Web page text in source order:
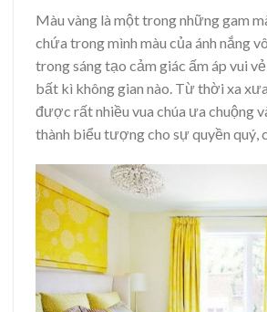
Màu vàng là một trong những gam
chứa trong mình màu của ánh nắng
trong sáng tạo cảm giác ấm áp vui
bất kì không gian nào. Từ thời xa
được rất nhiều vua chúa ưa chuộng
thành biểu tượng cho sự quyền quý,